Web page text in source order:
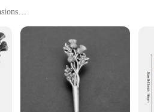
comfort
Tartan Cap, a versatile accessory that
ensuring you stay comfortable
for a wide range of individuals.